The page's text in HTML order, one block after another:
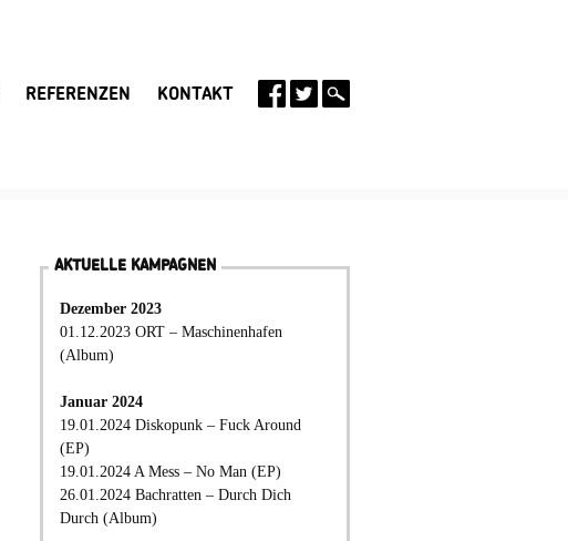
REFERENZEN KONTAKT
AKTUELLE KAMPAGNEN
Dezember 2023
01.12.2023 ORT – Maschinenhafen
(Album)
Januar 2024
19.01.2024 Diskopunk – Fuck Around
(EP)
19.01.2024 A Mess – No Man (EP)
26.01.2024 Bachratten – Durch Dich
Durch (Album)